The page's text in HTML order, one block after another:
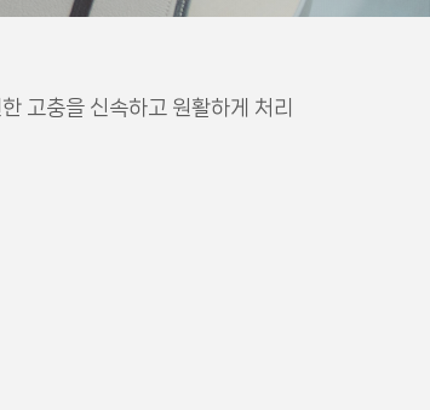
고충을 신속하고 원활하게 처리